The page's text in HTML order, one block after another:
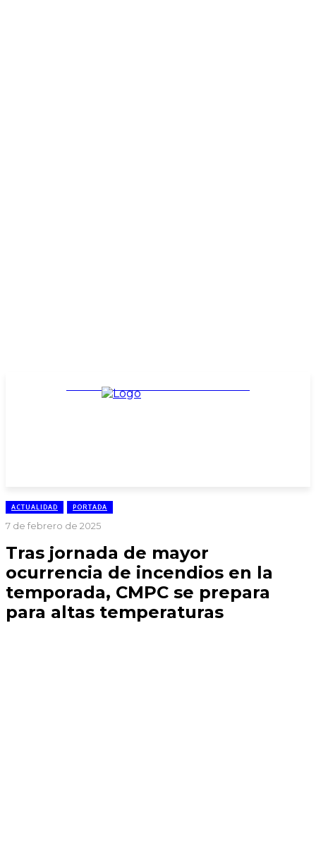
TARIFARIO ELECCIONES 2025
ACTUALIDAD PORTADA
7 de febrero de 2025
Tras jornada de mayor
ocurrencia de incendios en la
temporada, CMPC se prepara
para altas temperaturas